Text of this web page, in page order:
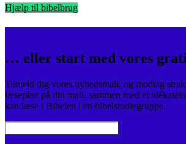
Hjælp til bibelbrug
… eller start med vores
Tilmeld dig vores nyhedsmail, og modtag
læseplan på din mail, sammen med et
kan læse i Bibelen i en bibelstudiegruppe.